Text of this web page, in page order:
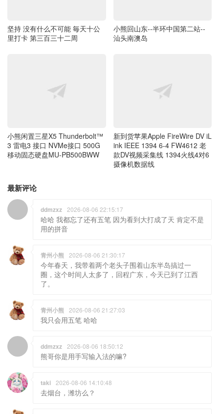
坚持 没有什么不可能 毎天十公
里打卡 第三百三十二周
小熊回山东--半环中国第二站--
汕头南澳岛
小熊闲置三星X5 Thunderbolt™
3 雷电3 接口 NVMe接口 500G
移动固态硬盘MU-PB500BWW
新到货苹果Apple FireWire DV iL
ink IEEE 1394 6-4 FW4612 老
款DV视频采集线 1394火线4对6
摄像机数据线
最新评论
ddmzxz 2026-08-06 22:15:17
哈哈 我都忘了还有五笔 因为看到大打成了天 肯定不是
用的拼音
青州小熊 2026-08-06 21:30:17
今年春天，我带着两个老头子围着山东半岛搞过一
圈，这个时间人太多了，回程广东，今天已到了江西
了。
青州小熊 2026-08-06 21:27:03
我只会用五笔 哈哈
ddmzxz 2026-08-06 18:50:12
熊哥你是用手写输入法的嘛?
taki 2026-08-06 14:10:48
去烟台，潍坊么？